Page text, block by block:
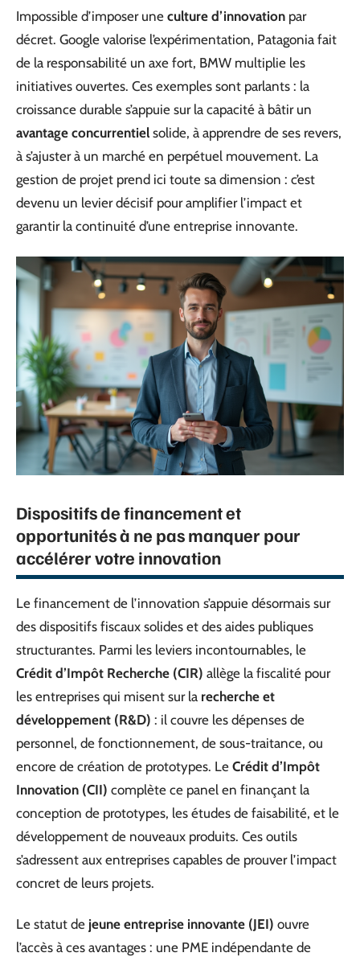
Impossible d’imposer une culture d’innovation par
décret. Google valorise l’expérimentation, Patagonia fait
de la responsabilité un axe fort, BMW multiplie les
initiatives ouvertes. Ces exemples sont parlants : la
croissance durable s’appuie sur la capacité à bâtir un
avantage concurrentiel solide, à apprendre de ses revers,
à s’ajuster à un marché en perpétuel mouvement. La
gestion de projet prend ici toute sa dimension : c’est
devenu un levier décisif pour amplifier l’impact et
garantir la continuité d’une entreprise innovante.
Dispositifs de financement et
opportunités à ne pas manquer pour
accélérer votre innovation
Le financement de l’innovation s’appuie désormais sur
des dispositifs fiscaux solides et des aides publiques
structurantes. Parmi les leviers incontournables, le
Crédit d’Impôt Recherche (CIR) allège la fiscalité pour
les entreprises qui misent sur la recherche et
développement (R&D) : il couvre les dépenses de
personnel, de fonctionnement, de sous-traitance, ou
encore de création de prototypes. Le Crédit d’Impôt
Innovation (CII) complète ce panel en finançant la
conception de prototypes, les études de faisabilité, et le
développement de nouveaux produits. Ces outils
s’adressent aux entreprises capables de prouver l’impact
concret de leurs projets.
Le statut de jeune entreprise innovante (JEI) ouvre
l’accès à ces avantages : une PME indépendante de